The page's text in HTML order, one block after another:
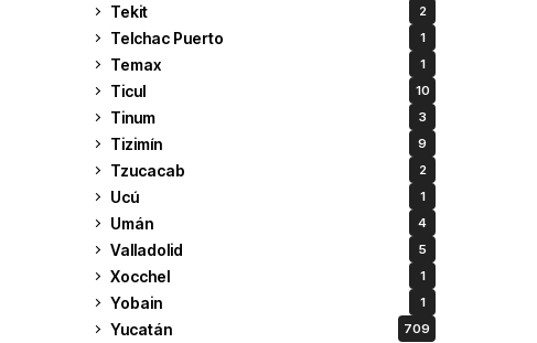
Tekit 2
Telchac Puerto 1
Temax 1
Ticul 10
Tinum 3
Tizimín 9
Tzucacab 2
Ucú 1
Umán 4
Valladolid 5
Xocchel 1
Yobain 1
Yucatán 709